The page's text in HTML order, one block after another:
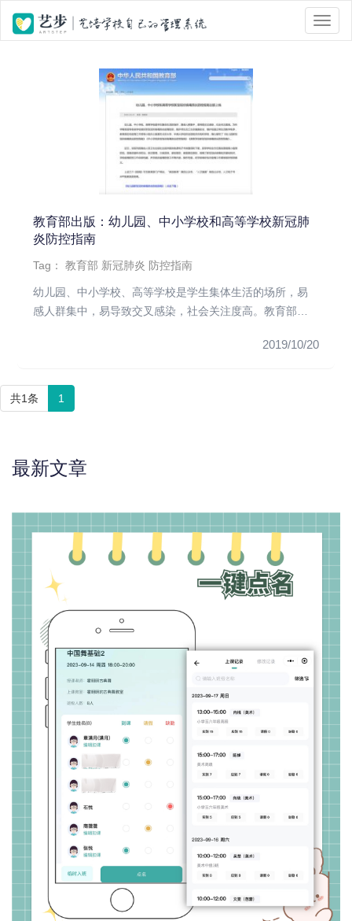
位置 : 首页 > Tag 标签页面 > 新冠肺炎
教育部出版：幼儿园、中小学校和高等学校新冠肺
炎防控指南
Tag：教育部 新冠肺炎 防控指南
幼儿园、中小学校、高等学校是学生集体生活的场所，易
感人群集中，易导致交叉感染，社会关注度高。教育部应
2019/10/20
共1条 1
最新文章